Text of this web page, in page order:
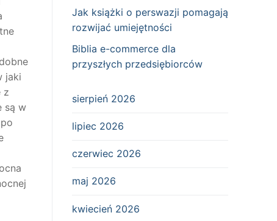
jaki
z
są w
Jak książki o perswazji pomagają
rozwijać umiejętności
Biblia e-commerce dla
przyszłych przedsiębiorców
sierpień 2026
lipiec 2026
czerwiec 2026
maj 2026
kwiecień 2026